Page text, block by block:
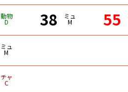
動物
D 38 ミュ
M 55
ミュ
M
チャ
C